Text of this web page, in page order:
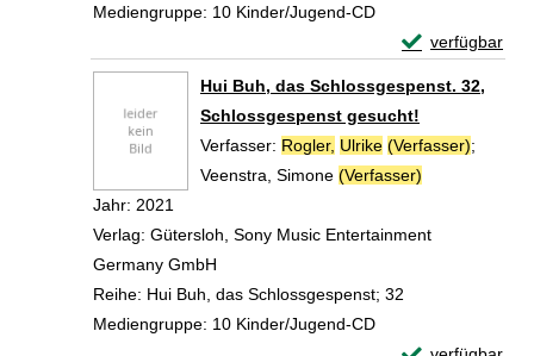
Mediengruppe: 10 Kinder/Jugend-CD
verfügbar
Exemplar-
Hui Buh, das Schlossgespenst. 32,
Schlossgespenst gesucht!
Verfasser: Rogler, Ulrike (Verfasser);
Veenstra, Simone (Verfasser)
Jahr: 2021
Verlag: Gütersloh, Sony Music Entertainment
Germany GmbH
Reihe: Hui Buh, das Schlossgespenst; 32
Mediengruppe: 10 Kinder/Jugend-CD